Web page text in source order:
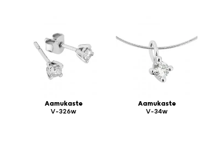
Aamukaste
V-326w
Aamukaste
V-34w